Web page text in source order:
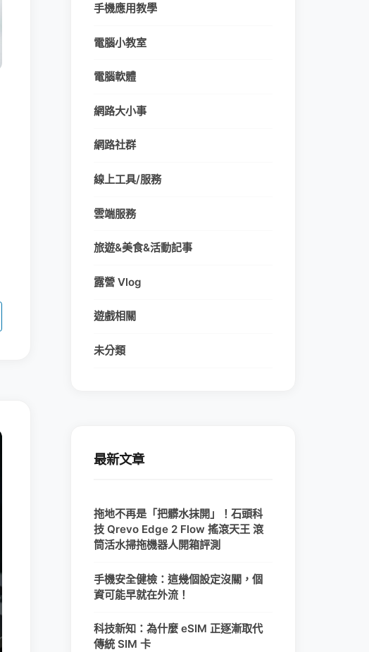
手機應用教學
電腦小教室
電腦軟體
網路大小事
網路社群
線上工具/服務
雲端服務
旅遊&美食&活動記事
露營 Vlog
遊戲相關
未分類
最新文章
拖地不再是「把髒水抹開」！石頭科
技 Qrevo Edge 2 Flow 搖滾天王 滾
筒活水掃拖機器人開箱評測
手機安全健檢：這幾個設定沒關，個
資可能早就在外流！
科技新知：為什麼 eSIM 正逐漸取代
傳統 SIM 卡